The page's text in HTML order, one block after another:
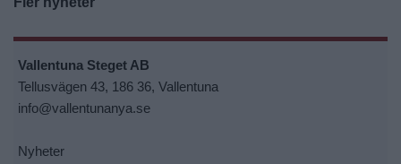
Vallentuna Steget AB
Tellusvägen 43, 186 36, Vallentuna
info@vallentunanya.se
Nyheter